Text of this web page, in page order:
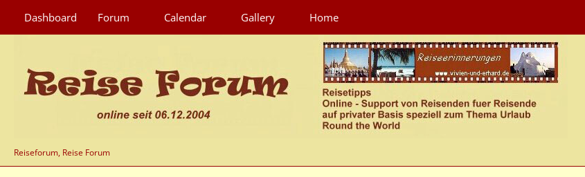
Dashboard Forum Calendar Gallery Home
Reiseforum, Reise Forum